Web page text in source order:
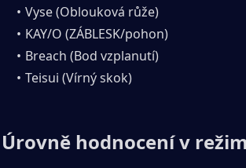
Vyse (Oblouková růže)
KAY/O (ZÁBLESK/pohon)
Breach (Bod vzplanutí)
Teisui (Vírný skok)
Úrovně hodnocení v